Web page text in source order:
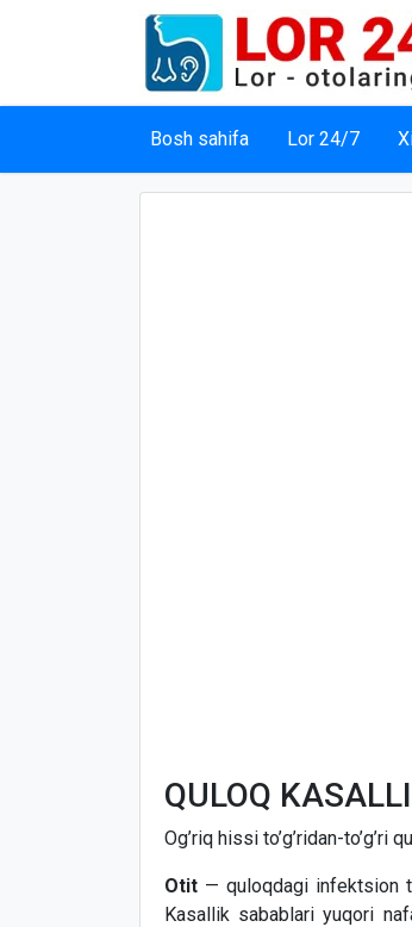
Bosh sahifa Lor 24/7
QULOQ
Og’riq hissi to’g’ridan-
Otit — quloqdagi infektsion
Kasallik sabablari yuqori